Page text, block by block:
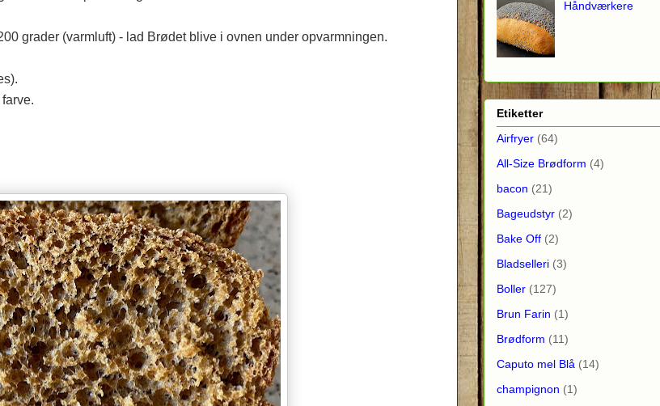
grader (varmluft) - lad Brødet blive i ovnen under opvarmningen.
Håndværkere
Etiketter
Airfryer (64)
All-Size Brødform (4)
bacon (21)
Bageudstyr (2)
Bake Off (2)
Bladselleri (3)
Boller (127)
Brun Farin (1)
Brødform (11)
Caputo mel Blå (14)
champignon (1)